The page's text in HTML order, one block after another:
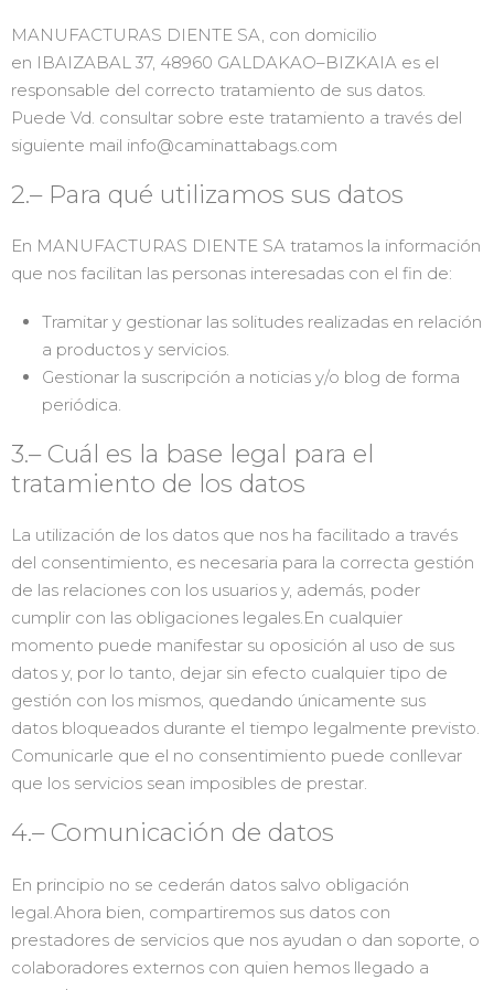
MANUFACTURAS DIENTE SA, con domicilio
en IBAIZABAL 37, 48960 GALDAKAO–BIZKAIA es el
responsable del correcto tratamiento de sus datos.
Puede Vd. consultar sobre este tratamiento a través del
siguiente mail info@caminattabags.com
2.– Para qué utilizamos sus datos
En MANUFACTURAS DIENTE SA tratamos la información
que nos facilitan las personas interesadas con el fin de:
Tramitar y gestionar las solitudes realizadas en relación
a productos y servicios.
Gestionar la suscripción a noticias y/o blog de forma
periódica.
3.– Cuál es la base legal para el
tratamiento de los datos
La utilización de los datos que nos ha facilitado a través
del consentimiento, es necesaria para la correcta gestión
de las relaciones con los usuarios y, además, poder
cumplir con las obligaciones legales.En cualquier
momento puede manifestar su oposición al uso de sus
datos y, por lo tanto, dejar sin efecto cualquier tipo de
gestión con los mismos, quedando únicamente sus
datos bloqueados durante el tiempo legalmente previsto.
Comunicarle que el no consentimiento puede conllevar
que los servicios sean imposibles de prestar.
4.– Comunicación de datos
En principio no se cederán datos salvo obligación
legal.Ahora bien, compartiremos sus datos con
prestadores de servicios que nos ayudan o dan soporte, o
colaboradores externos con quien hemos llegado a